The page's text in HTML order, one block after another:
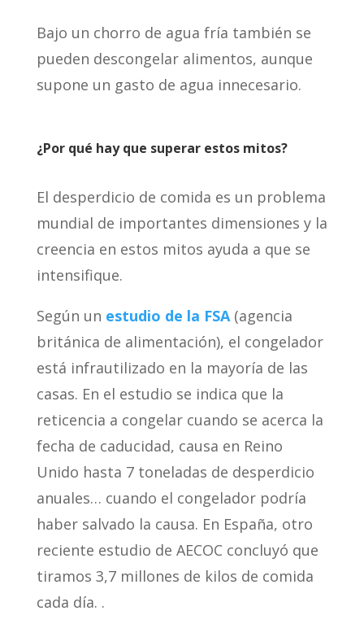
Bajo un chorro de agua fría también se
pueden descongelar alimentos, aunque
supone un gasto de agua innecesario.
¿Por qué hay que superar estos mitos?
El desperdicio de comida es un problema
mundial de importantes dimensiones y la
creencia en estos mitos ayuda a que se
intensifique.
Según un estudio de la FSA(agencia
británica de alimentación), el congelador
está infrautilizado en la mayoría de las
casas. En el estudio se indica que la
reticencia a congelar cuando se acerca la
fecha de caducidad, causa en Reino
Unido hasta 7 toneladas de desperdicio
anuales… cuando el congelador podría
haber salvado la causa. En España, otro
reciente estudio de AECOC concluyó que
tiramos 3,7 millones de kilos de comida
cada día. .